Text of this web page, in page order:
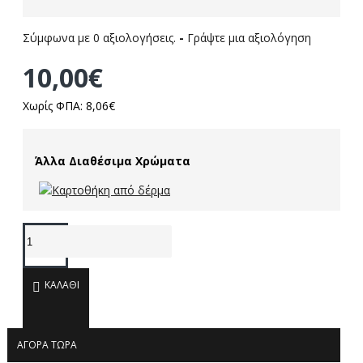
Σύμφωνα με 0 αξιολογήσεις. - Γράψτε μια αξιολόγηση
10,00€
Χωρίς ΦΠΑ: 8,06€
Άλλα Διαθέσιμα Χρώματα
ΚΑΛΆΘΙ
ΑΓΟΡΆ ΤΏΡΑ